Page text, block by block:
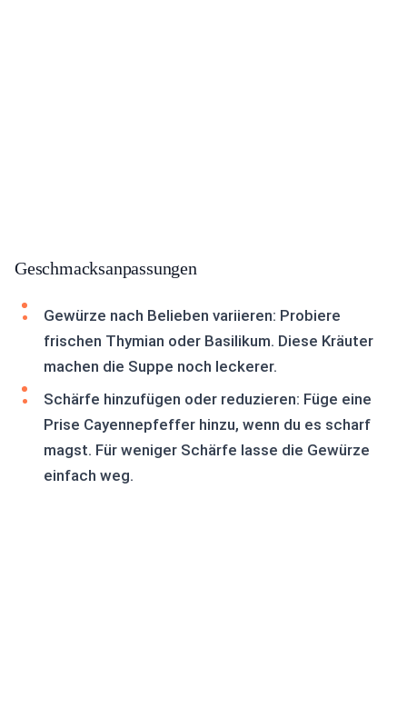
Geschmacksanpassungen
Gewürze nach Belieben variieren: Probiere
frischen Thymian oder Basilikum. Diese Kräuter
machen die Suppe noch leckerer.
Schärfe hinzufügen oder reduzieren: Füge eine
Prise Cayennepfeffer hinzu, wenn du es scharf
magst. Für weniger Schärfe lasse die Gewürze
einfach weg.